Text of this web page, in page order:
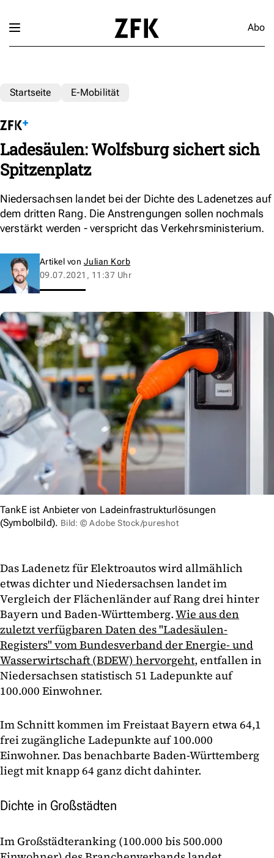
Abo
Startseite E-Mobilität
Ladesäulen: Wolfsburg sichert sich
Spitzenplatz
Niedersachsen landet bei der Dichte des Ladenetzes auf
dem dritten Rang. Die Anstrengungen sollen nochmals
verstärkt werden - verspricht das Verkehrsministerium.
Artikel von Julian Korb
09.07.2021, 11:37 Uhr
TankE ist Anbieter von Ladeinfrastrukturlösungen
(Symbolbild). Bild: © Adobe Stock/pureshot
Das Ladenetz für Elektroautos wird allmählich
etwas dichter und Niedersachsen landet im
Vergleich der Flächenländer auf Rang drei hinter
Bayern und Baden-Württemberg.Wie aus den
zuletzt verfügbaren Daten des "Ladesäulen-
Registers" vom Bundesverband der Energie- und
Wasserwirtschaft (BDEW) hervorgeht, entfallen in
Niedersachsen statistisch 51 Ladepunkte auf
100.000 Einwohner.
Im Schnitt kommen im Freistaat Bayern etwa 64,1
frei zugängliche Ladepunkte auf 100.000
Einwohner. Das benachbarte Baden-Württemberg
liegt mit knapp 64 ganz dicht dahinter.
Dichte in Großstädten
Im Großstädteranking (100.000 bis 500.000